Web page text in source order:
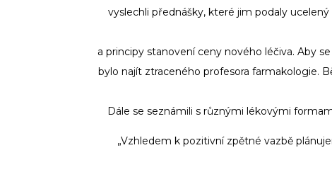
vyslechli přednášky, které jim podaly
a principy stanovení ceny nového léčiva. Aby
bylo najít ztraceného profesora farmakologie.
Dále se seznámili s různými lékovými
„Vzhledem k pozitivní zpětné vazbě